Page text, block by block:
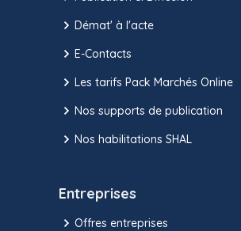
Démat' à l'acte
E-Contacts
Les tarifs Pack Marchés Online
Nos supports de publication
Nos habilitations SHAL
Entreprises
Offres entreprises